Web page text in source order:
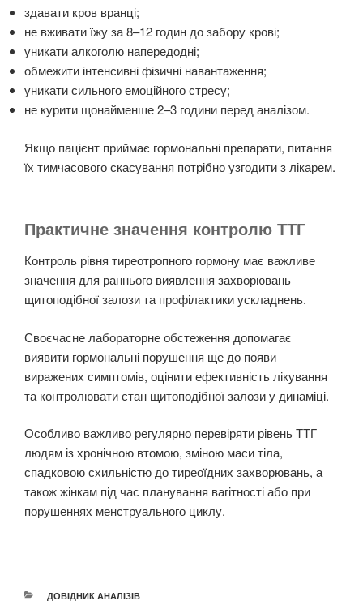
здавати кров вранці;
не вживати їжу за 8–12 годин до забору крові;
уникати алкоголю напередодні;
обмежити інтенсивні фізичні навантаження;
уникати сильного емоційного стресу;
не курити щонайменше 2–3 години перед аналізом.
Якщо пацієнт приймає гормональні препарати, питання
їх тимчасового скасування потрібно узгодити з лікарем.
Практичне значення контролю ТТГ
Контроль рівня тиреотропного гормону має важливе
значення для раннього виявлення захворювань
щитоподібної залози та профілактики ускладнень.
Своєчасне лабораторне обстеження допомагає
виявити гормональні порушення ще до появи
виражених симптомів, оцінити ефективність лікування
та контролювати стан щитоподібної залози у динаміці.
Особливо важливо регулярно перевіряти рівень ТТГ
людям із хронічною втомою, зміною маси тіла,
спадковою схильністю до тиреоїдних захворювань, а
також жінкам під час планування вагітності або при
порушеннях менструального циклу.
КАТЕГОРІЇ
ДОВІДНИК АНАЛІЗІВ